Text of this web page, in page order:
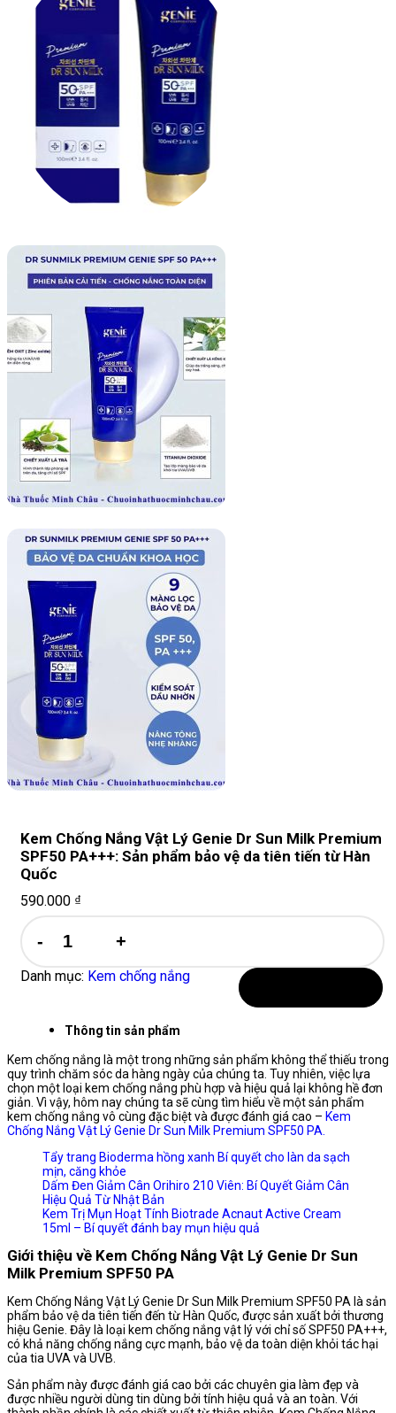
Kem Chống Nắng Vật Lý Genie Dr Sun Milk Premium
SPF50 PA+++: Sản phẩm bảo vệ da tiên tiến từ Hàn
Quốc
590.000 ₫
Chống
Vật
Dr
Milk
Premium
SPF50
PA+++:
Sản
bảo
vệ
da
tiên
tiến
Hàn
Quốc
số
lượng
Danh mục: Kem chống nắng
Thông tin sản phẩm
Kem chống nắng là một trong những sản phẩm không thể thiếu trong
quy trình chăm sóc da hàng ngày của chúng ta. Tuy nhiên, việc lựa
chọn một loại kem chống nắng phù hợp và hiệu quả lại không hề đơn
giản. Vì vậy, hôm nay chúng ta sẽ cùng tìm hiểu về một sản phẩm
kem chống nắng vô cùng đặc biệt và được đánh giá cao – Kem
Chống Nắng Vật Lý Genie Dr Sun Milk Premium SPF50 PA.
Tẩy trang Bioderma hồng xanh Bí quyết cho làn da sạch
mịn, căng khỏe
Dấm Đen Giảm Cân Orihiro 210 Viên: Bí Quyết Giảm Cân
Hiệu Quả Từ Nhật Bản
Kem Trị Mụn Hoạt Tính Biotrade Acnaut Active Cream
15ml – Bí quyết đánh bay mụn hiệu quả
Giới thiệu về Kem Chống Nắng Vật Lý Genie Dr Sun
Milk Premium SPF50 PA
Kem Chống Nắng Vật Lý Genie Dr Sun Milk Premium SPF50 PA là sản
phẩm bảo vệ da tiên tiến đến từ Hàn Quốc, được sản xuất bởi thương
hiệu Genie. Đây là loại kem chống nắng vật lý với chỉ số SPF50 PA+++,
có khả năng chống nắng cực mạnh, bảo vệ da toàn diện khỏi tác hại
của tia UVA và UVB.
Sản phẩm này được đánh giá cao bởi các chuyên gia làm đẹp và
được nhiều người dùng tin dùng bởi tính hiệu quả và an toàn. Với